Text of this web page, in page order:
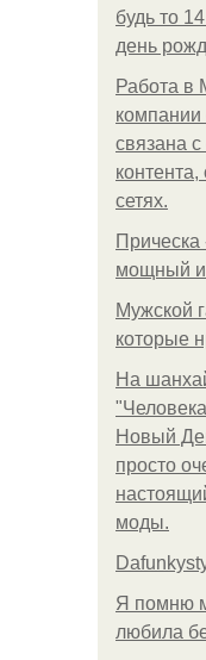
будь то
день
Работа в
компании
связана
сетях.
Прическа
мощный
Мужской
которые
На
Новый
просто
моды.
Я помню
любила